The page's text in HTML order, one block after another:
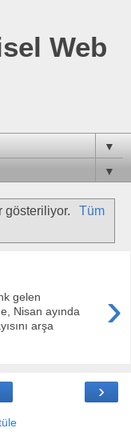
Web
▼
▼
gösteriliyor.
Tüm
›
gelen
Nisan ayında
arşa
›